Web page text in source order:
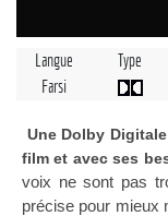
Langue Type
Farsi
Une Dolby
film et avec ses
voix ne sont pas
précise pour mieux